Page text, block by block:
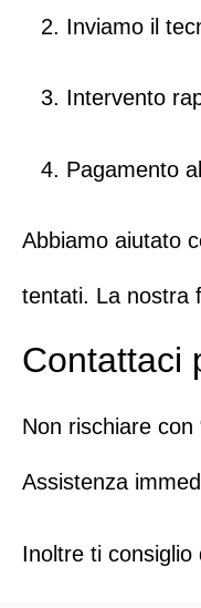
Inviamo il
Intervento
Pagamento
Abbiamo aiutato
tentati. La nostra
Contattaci
Non rischiare con
Assistenza
Inoltre ti consiglio